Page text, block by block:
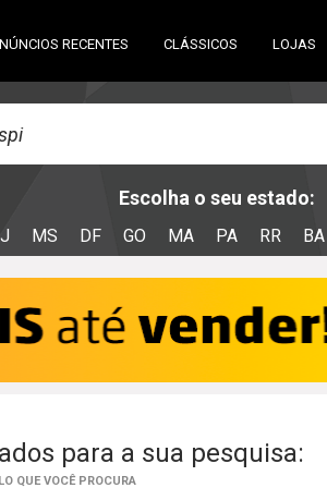
RECENTES CLÁSSICOS LOJAS
Escolha o seu estado:
MS DF GO MA PA RR BA
para a sua pesquisa:
QUE VOCÊ PROCURA